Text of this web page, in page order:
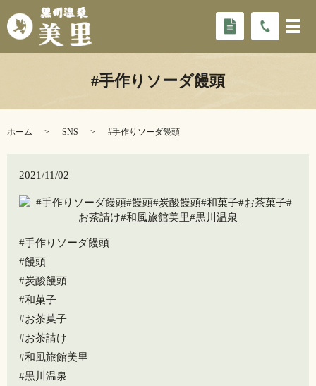
#手作りソーダ饅頭
ホーム SNS #手作りソーダ饅頭
2021/11/02
#手作りソーダ饅頭
#饅頭
#炭酸饅頭
#和菓子
#お茶菓子
#お茶請け
#和風旅館美里
#黒川温泉